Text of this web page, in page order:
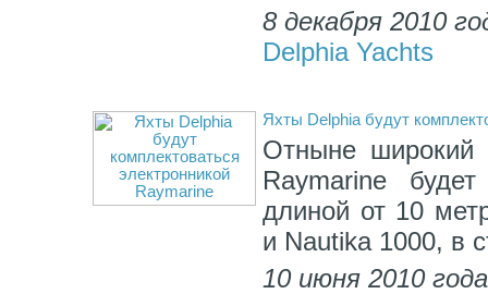
8 декабря 2010
Delphia Yachts
Яхты Delphia будут
Отныне широкий
Raymarine
длиной от 10
и Nautika 1000, в
10 июня 2010 года